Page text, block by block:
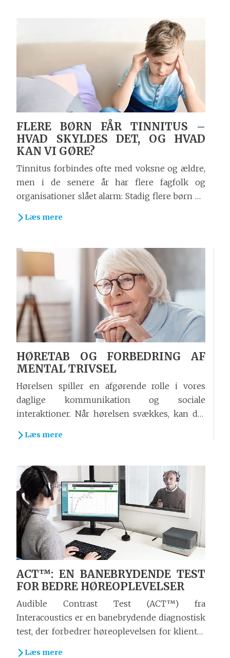
FLERE BØRN FÅR TINNITUS –
HVAD SKYLDES DET, OG HVAD
KAN VI GØRE?
Tinnitus forbindes ofte med voksne og ældre,
men i de senere år har flere fagfolk og
organisationer slået alarm: Stadig flere børn og
førskolealderen. Det rejser vigtige spørgsmål:
Læs mere
HØRETAB OG FORBEDRING AF
MENTAL TRIVSEL
Hørelsen spiller en afgørende rolle i vores
daglige kommunikation og sociale
interaktioner. Når hørelsen svækkes, kan det
Læs mere
ACT™: EN BANEBRYDENDE TEST
FOR BEDRE HØREOPLEVELSER
Audible Contrast Test (ACT™) fra
Interacoustics er en banebrydende diagnostisk
test, der forbedrer høreoplevelsen for klienter
Læs mere